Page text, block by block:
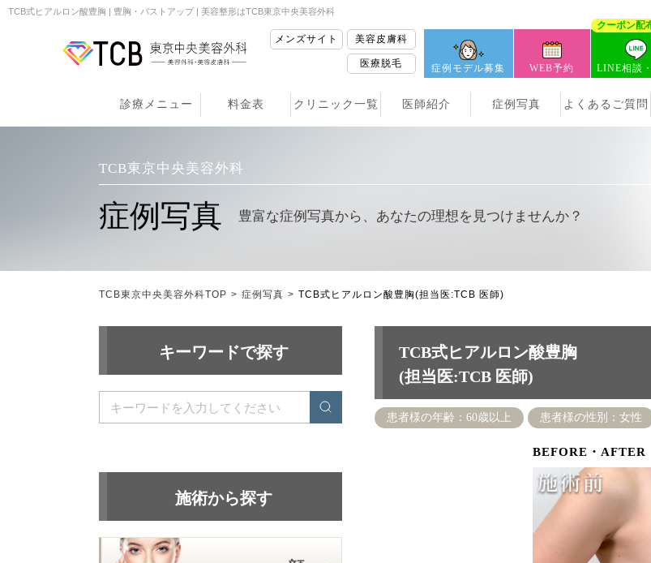
TCB式ヒアルロン酸豊胸 | 豊胸・バストアップ | 美容整形はTCB東京中央美容外科
メンズサイト 美容皮膚科
医療脱毛 症例モデル募集 WEB予約
クーポン配
LINE相談
診療メニュー 料金表 クリニック一覧 医師紹介 症例写真 よくあるご質問
TCB東京中央美容外科
症例写真 豊富な症例写真から、 あなたの理想を見つけませんか？
TCB東京中央美容外科TOP > 症例写真 > TCB式ヒアルロン酸豊胸(担当医:TCB 医師)
キーワードで探す
施術から探す
TCB式ヒアルロン酸豊胸
(担当医:TCB 医師)
患者様の年齢：60歳以上 患者様の性別：女性
BEFORE・AFTER